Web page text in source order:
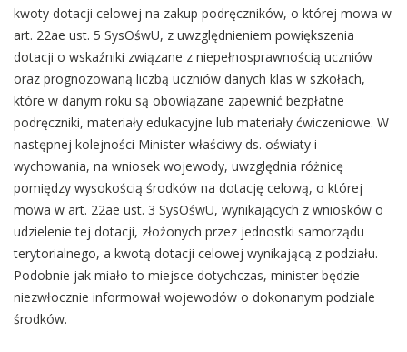
kwoty dotacji celowej na zakup podręczników, o której mowa w
art. 22ae ust. 5 SysOśwU, z uwzględnieniem powiększenia
dotacji o wskaźniki związane z niepełnosprawnością uczniów
oraz prognozowaną liczbą uczniów danych klas w szkołach,
które w danym roku są obowiązane zapewnić bezpłatne
podręczniki, materiały edukacyjne lub materiały ćwiczeniowe. W
następnej kolejności Minister właściwy ds. oświaty i
wychowania, na wniosek wojewody, uwzględnia różnicę
pomiędzy wysokością środków na dotację celową, o której
mowa w art. 22ae ust. 3 SysOśwU, wynikających z wniosków o
udzielenie tej dotacji, złożonych przez jednostki samorządu
terytorialnego, a kwotą dotacji celowej wynikającą z podziału.
Podobnie jak miało to miejsce dotychczas, minister będzie
niezwłocznie informował wojewodów o dokonanym podziale
środków.